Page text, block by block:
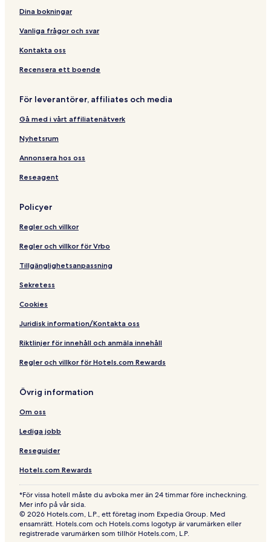
s
i
d
e
i
s
e
t
F
r
e
l
y
n
s
B
r
d
t
h
c
h
W
i
s
e
a
B
i
d
g
e
o
m
L
o
g
N
w
H
e
d
e
F
a
r
m
Dina bokningar
Vanliga frågor och svar
Kontakta oss
Recensera ett boende
För leverantörer, affiliates och media
Gå med i vårt affiliatenätverk
Nyhetsrum
Annonsera hos oss
Reseagent
Policyer
Regler och villkor
Regler och villkor för Vrbo
Tillgänglighetsanpassning
Sekretess
Cookies
Juridisk information/Kontakta oss
Riktlinjer för innehåll och anmäla innehåll
Regler och villkor för Hotels.com Rewards
Övrig information
Om oss
Lediga jobb
Reseguider
Hotels.com Rewards
*För vissa hotell måste du avboka mer än 24 timmar före incheckning.
Mer info på vår sida.
© 2026 Hotels.com, L.P., ett företag inom Expedia Group. Med
ensamrätt. Hotels.com och Hotels.coms logotyp är varumärken eller
registrerade varumärken som tillhör Hotels.com, L.P.